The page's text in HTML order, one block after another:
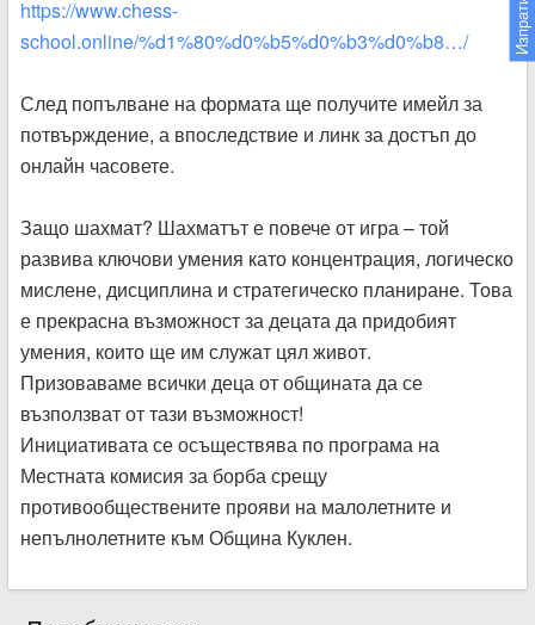
https://www.chess-
school.online/%d1%80%d0%b5%d0%b3%d0%b8…/
След попълване на формата ще получите имейл за
потвърждение, а впоследствие и линк за достъп до
онлайн часовете.
Защо шахмат? Шахматът е повече от игра – той
развива ключови умения като концентрация, логическо
мислене, дисциплина и стратегическо планиране. Това
е прекрасна възможност за децата да придобият
умения, които ще им служат цял живот.
Призоваваме всички деца от общината да се
възползват от тази възможност!
Инициативата се осъществява по програма на
Местната комисия за борба срещу
противообществените прояви на малолетните и
непълнолетните към Община Куклен.